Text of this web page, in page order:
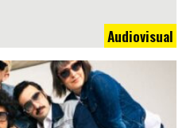
Audiovisual